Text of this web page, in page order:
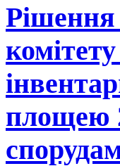
площею